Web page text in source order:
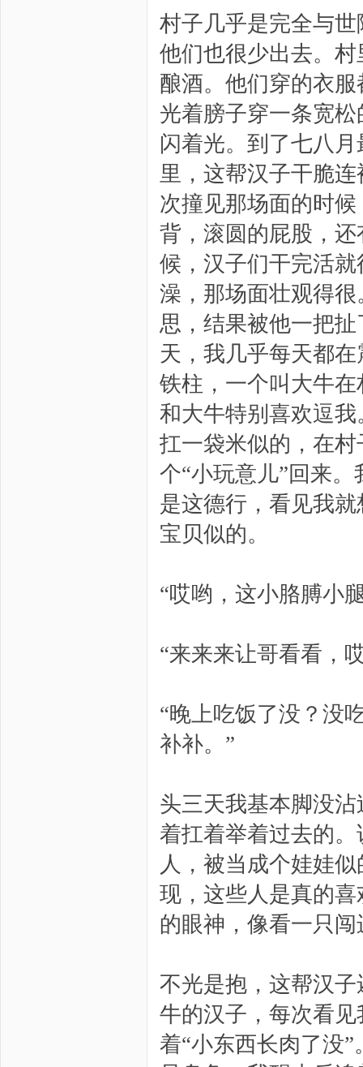
村子几乎是完全与
他们也很少出去。
酿酒。他们穿的衣
光着膀子穿一条宽
闪着光。到了七八
里，这帮汉子干脆
次撞见那场面的时
背，滚圆的屁股，
候，汉子们干完活
澡，那场面壮观得
思，结果被他一把
天，我几乎每天都
铁柱，一个叫大牛
和大牛特别喜欢逗
扛一袋米似的，在
个“小玩意儿”回来
是这德行，看见我
宝贝似的。
“哎哟，这小胳膊小
“来来来让哥看看，
“晚上吃饭了没？没
补补。”
头三天我基本脚没
着扛着举着过去的
人，被当成个娃娃
现，这些人是真的
的眼神，像看一只
不光是抱，这帮汉
牛的汉子，每次看
着“小东西长肉了没